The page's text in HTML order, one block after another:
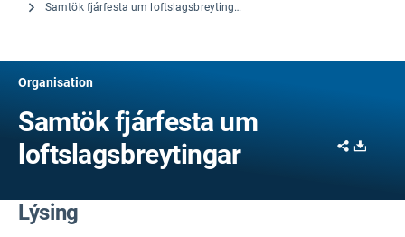
Samtök fjárfesta um loftslagsbreytingar
Organisation
Samtök fjárfesta um
loftslagsbreytingar
Share
Lýsing